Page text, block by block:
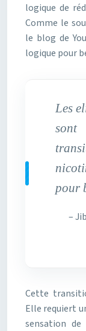
logique de
Comme le
le blog de
logique pour
Les
pour
–
Cette
Elle requiert
sensation